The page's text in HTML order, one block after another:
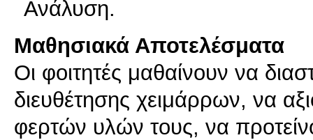
Ανάλυση.
Μαθησιακά Αποτελέσματα
Οι φοιτητές μαθαίνουν να
διευθέτησης χειμάρρων, να
φερτών υλών τους, να